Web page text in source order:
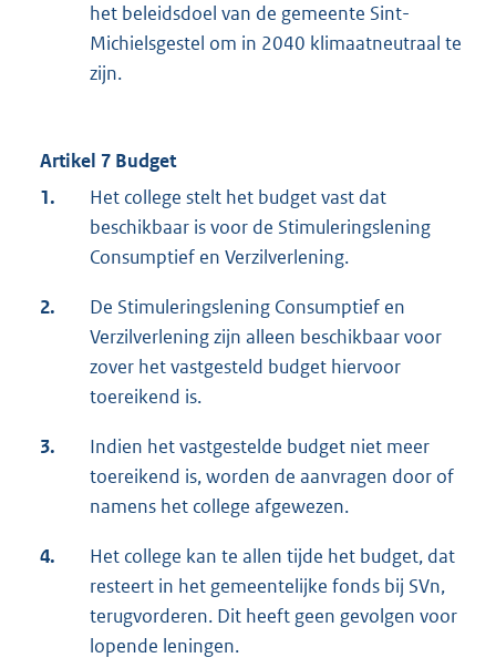
het beleidsdoel van de gemeente Sint-
Michielsgestel om in 2040 klimaatneutraal te
zijn.
Artikel 7 Budget
1.
Het college stelt het budget vast dat
beschikbaar is voor de Stimuleringslening
Consumptief en Verzilverlening.
2.
De Stimuleringslening Consumptief en
Verzilverlening zijn alleen beschikbaar voor
zover het vastgesteld budget hiervoor
toereikend is.
3.
Indien het vastgestelde budget niet meer
toereikend is, worden de aanvragen door of
namens het college afgewezen.
4.
Het college kan te allen tijde het budget, dat
resteert in het gemeentelijke fonds bij SVn,
terugvorderen. Dit heeft geen gevolgen voor
lopende leningen.